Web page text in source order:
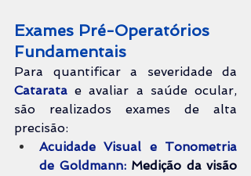
Exames Pré-Operatórios
Fundamentais
Catarata e avaliar a saúde ocular,
são realizados exames de alta
precisão:
Acuidade Visual e Tonometria
de Goldmann: Medição da visão